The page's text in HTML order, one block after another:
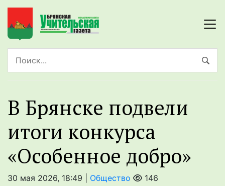
В Брянске подвели
итоги конкурса
«Особенное добро»
30 мая 2026, 18:49 | Общество 146